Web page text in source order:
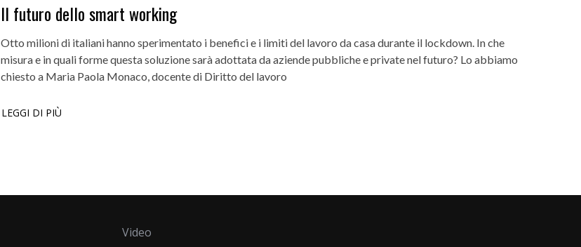
Il futuro dello smart working
Otto milioni di italiani hanno sperimentato i benefici e i limiti del lavoro da casa durante il lockdown. In che
misura e in quali forme questa soluzione sarà adottata da aziende pubbliche e private nel futuro? Lo abbiamo
chiesto a Maria Paola Monaco, docente di Diritto del lavoro
LEGGI DI PIÙ
Video